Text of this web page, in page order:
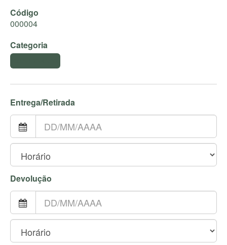
Código
000004
Categoria
Entrega/Retirada
Devolução